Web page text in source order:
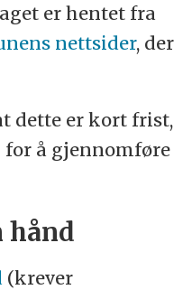
er hentet fra
nettsider, der
dette er kort frist,
for å gjennomføre
hånd
(krever